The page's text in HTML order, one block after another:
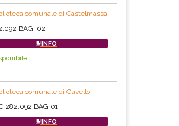
comunale di Castelmassa
BAG .02
INFO
comunale di Gavello
282.092 BAG 01
INFO